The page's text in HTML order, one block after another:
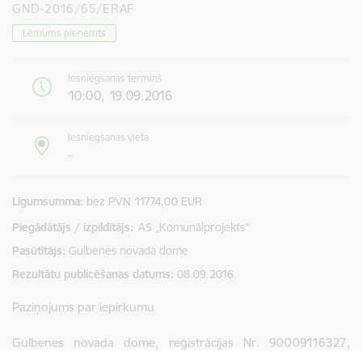
GND-2016/65/ERAF
Lēmums pieņemts
Iesniegšanas termiņš
10:00, 19.09.2016
Iesniegšanas vieta
-
Līgumsumma bez PVN 11774,00 EUR
Piegādātājs / izpildītājs: AS „Komunālprojekts”
Pasūtītājs Gulbenes novada dome
Rezultātu publicēšanas datums 08.09.2016.
Paziņojums par iepirkumu
Gulbenes novada dome, reģistrācijas Nr. 90009116327,